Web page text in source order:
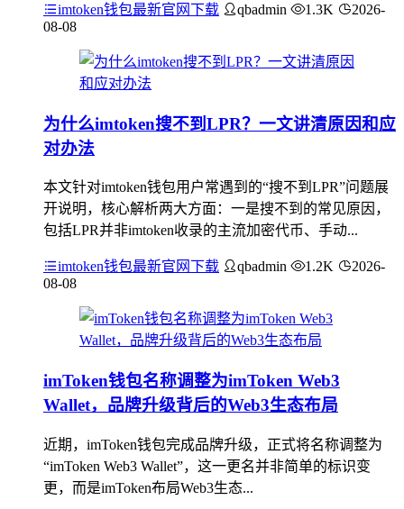
imtoken钱包最新官网下载 qbadmin 1.3K
2026-
08-08
为什么imtoken搜不到LPR？一文讲清原因和应
对办法
本文针对imtoken钱包用户常遇到的“搜不到LPR”问题展
开说明，核心解析两大方面：一是搜不到的常见原因，
包括LPR并非imtoken收录的主流加密代币、手动...
imtoken钱包最新官网下载 qbadmin 1.2K
2026-
08-08
imToken钱包名称调整为imToken Web3
Wallet，品牌升级背后的Web3生态布局
近期，imToken钱包完成品牌升级，正式将名称调整为
“imToken Web3 Wallet”，这一更名并非简单的标识变
更，而是imToken布局Web3生态...